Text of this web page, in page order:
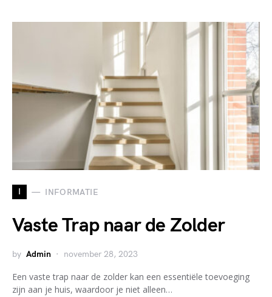
I INFORMATIE
Vaste Trap naar de Zolder
by Admin november 28, 2023
Een vaste trap naar de zolder kan een essentiële toevoeging
zijn aan je huis, waardoor je niet alleen…